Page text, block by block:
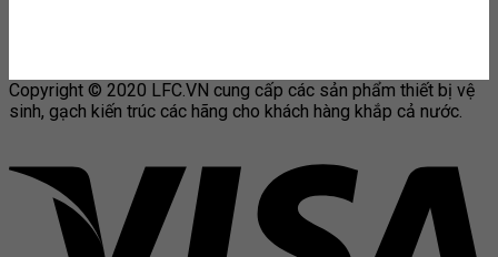
Copyright © 2020 LFC.VN cung cấp các sản phẩm thiết bị vệ
sinh, gạch kiến trúc các hãng cho khách hàng khắp cả nước.